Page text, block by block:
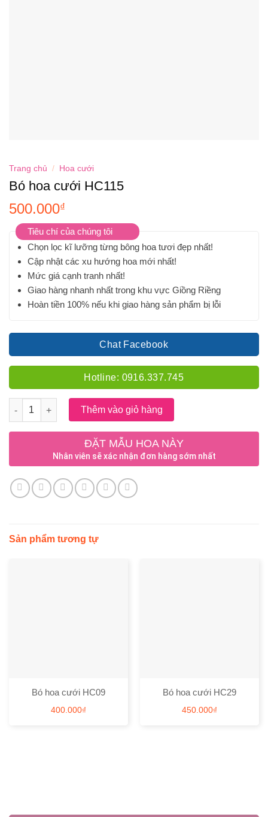
Trang chủ / Hoa cưới
Bó hoa cưới HC115
500.000₫
Tiêu chí của chúng tôi
Chọn lọc kĩ lưỡng từng bông hoa tươi đẹp nhất!
Cập nhật các xu hướng hoa mới nhất!
Mức giá cạnh tranh nhất!
Giao hàng nhanh nhất trong khu vực Giồng Riềng
Hoàn tiền 100% nếu khi giao hàng sản phẩm bị lỗi
Chat Facebook
Hotline: 0916.337.745
Số lượng Thêm vào giỏ hàng
ĐẶT MẪU HOA NÀY
Nhân viên sẽ xác nhận đơn hàng sớm nhất
Sản phẩm tương tự
Bó hoa cưới HC09
400.000₫
Bó hoa cưới HC29
450.000₫